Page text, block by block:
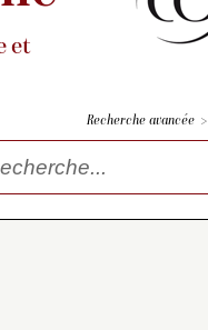
et
Recherche avancée >